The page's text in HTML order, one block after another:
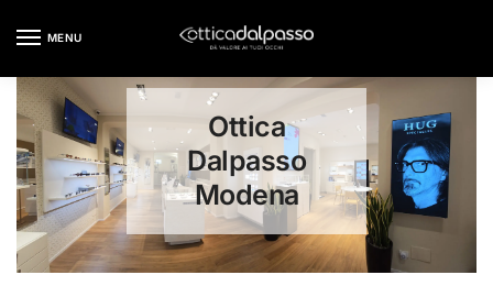
MENU
Ottica
Dalpasso
Modena